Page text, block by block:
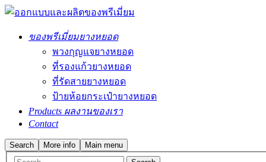
ของพรีเมี่ยมยางหยอด
พวงกุญแจยางหยอด
ที่รองแก้วยางหยอด
ที่รัดสายยางหยอด
ป้ายห้อยกระเป๋ายางหยอด
Products ผลงานของเรา
Contact
Search More info Main menu